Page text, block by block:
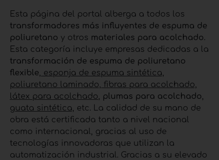
Esta página del portal alberga a todos los
transformadores más influyentes de espuma de
poliuretano y otros materiales para acolchado.
Esta categoría incluye empresas dedicadas a la
transformación de espuma de poliuretano
flexible
esponja de espuma sintética,
poliuretano laminado, fibras para acolchado,
látex para acolchado
plumas para acolchado
guata sintética,
etc. La calidad de su mano de
obra está certificada tanto a nivel nacional
como internacional, gracias al uso de
tecnologías innovadoras que utilizan la
automatización industrial. Gracias a su elevado